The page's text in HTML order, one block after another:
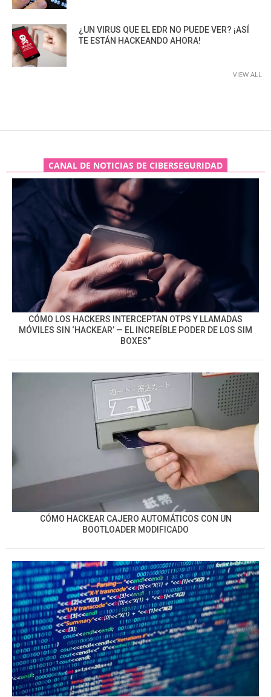
¿UN VIRUS QUE EL EDR NO PUEDE VER? ¡ASÍ
TE ESTÁN HACKEANDO AHORA!
VIEW ALL
CANAL DE NOTICIAS DE CIBERSEGURIDAD
CÓMO LOS HACKERS INTERCEPTAN OTPS Y LLAMADAS
MÓVILES SIN ‘HACKEAR’ — EL INCREÍBLE PODER DE LOS SIM
BOXES”
CÓMO HACKEAR CAJERO AUTOMÁTICOS CON UN
BOOTLOADER MODIFICADO